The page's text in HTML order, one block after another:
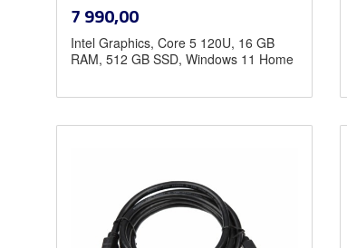
Pris
7 990,00mva.
Intel Graphics, Core 5 120U, 16 GB
RAM, 512 GB SSD, Windows 11 Home